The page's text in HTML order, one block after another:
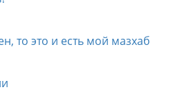
то это и есть мой мазхаб